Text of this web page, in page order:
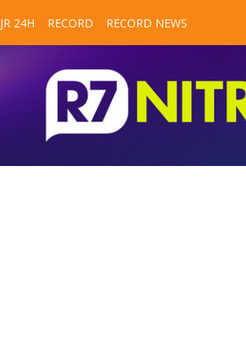
JR 24H RECORD RECORD NEWS